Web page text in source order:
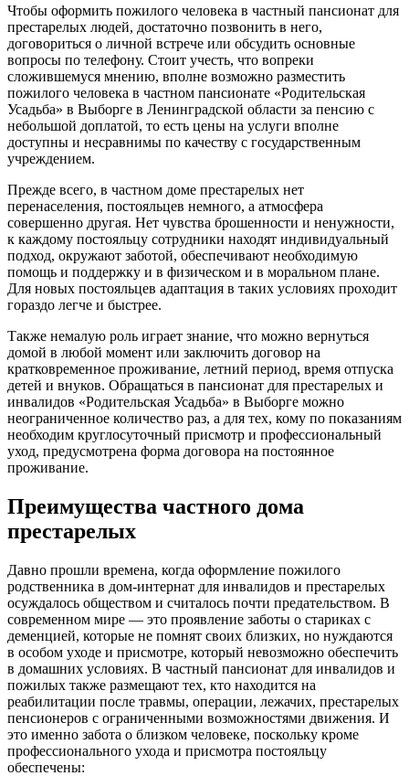
Чтобы оформить пожилого человека в частный пансионат для
престарелых людей, достаточно позвонить в него,
договориться о личной встрече или обсудить основные
вопросы по телефону. Стоит учесть, что вопреки
сложившемуся мнению, вполне возможно разместить
пожилого человека в частном пансионате «Родительская
Усадьба» в Выборге в Ленинградской области за пенсию с
небольшой доплатой, то есть цены на услуги вполне
доступны и несравнимы по качеству с государственным
учреждением.
Прежде всего, в частном доме престарелых нет
перенаселения, постояльцев немного, а атмосфера
совершенно другая. Нет чувства брошенности и ненужности,
к каждому постояльцу сотрудники находят индивидуальный
подход, окружают заботой, обеспечивают необходимую
помощь и поддержку и в физическом и в моральном плане.
Для новых постояльцев адаптация в таких условиях проходит
гораздо легче и быстрее.
Также немалую роль играет знание, что можно вернуться
домой в любой момент или заключить договор на
кратковременное проживание, летний период, время отпуска
детей и внуков. Обращаться в пансионат для престарелых и
инвалидов «Родительская Усадьба» в Выборге можно
неограниченное количество раз, а для тех, кому по показаниям
необходим круглосуточный присмотр и профессиональный
уход, предусмотрена форма договора на постоянное
проживание.
Преимущества частного дома
престарелых
Давно прошли времена, когда оформление пожилого
родственника в дом-интернат для инвалидов и престарелых
осуждалось обществом и считалось почти предательством. В
современном мире — это проявление заботы о стариках с
деменцией, которые не помнят своих близких, но нуждаются
в особом уходе и присмотре, который невозможно обеспечить
в домашних условиях. В частный пансионат для инвалидов и
пожилых также размещают тех, кто находится на
реабилитации после травмы, операции, лежачих, престарелых
пенсионеров с ограниченными возможностями движения. И
это именно забота о близком человеке, поскольку кроме
профессионального ухода и присмотра постояльцу
обеспечены: